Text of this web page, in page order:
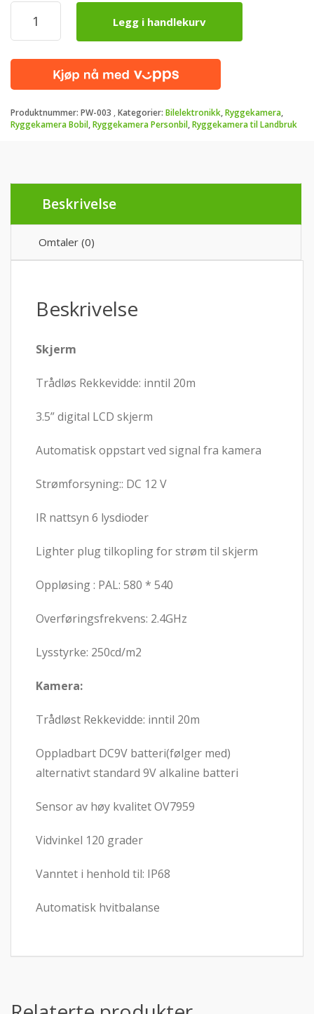
ProView
Trådløst
Ryggekamerasystem
Oppladbart
-
Raskest
Legg i handlekurv
Produktnummer: PW-003 Kategorier: Bilelektronikk,Ryggekamera,
Ryggekamera Bobil,Ryggekamera Personbil,Ryggekamera til Landbruk
Beskrivelse
Omtaler (0)
Beskrivelse
Skjerm
Trådløs Rekkevidde: inntil 20m
3.5” digital LCD skjerm
Automatisk oppstart ved signal fra kamera
Strømforsyning:: DC 12 V
IR nattsyn 6 lysdioder
Lighter plug tilkopling for strøm til skjerm
Oppløsing : PAL: 580 * 540
Overføringsfrekvens: 2.4GHz
Lysstyrke: 250cd/m2
Kamera:
Trådløst Rekkevidde: inntil 20m
Oppladbart DC9V batteri(følger med)
alternativt standard 9V alkaline batteri
Sensor av høy kvalitet OV7959
Vidvinkel 120 grader
Vanntet i henhold til: IP68
Automatisk hvitbalanse